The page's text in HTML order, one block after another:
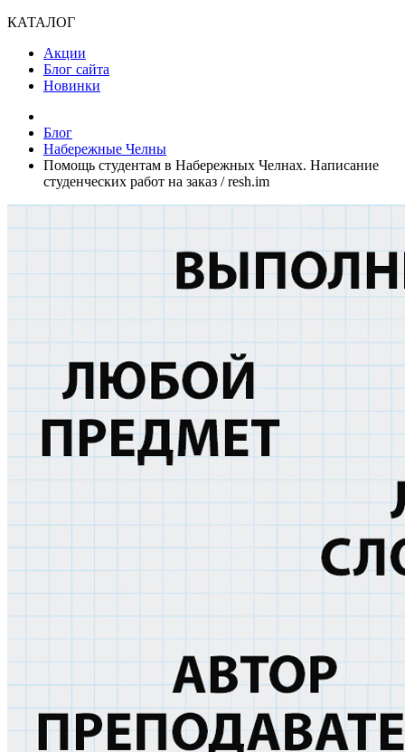
КАТАЛОГ
Акции
Блог сайта
Новинки
Блог
Набережные Челны
Помощь студентам в Набережных Челнах. Написание
студенческих работ на заказ / resh.im